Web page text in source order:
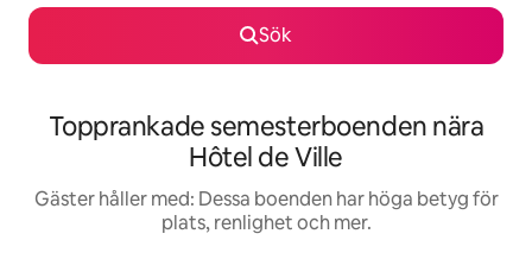
Sök
Topprankade semesterboenden nära
Hôtel de Ville
Gäster håller med: Dessa boenden har höga betyg för
plats, renlighet och mer.